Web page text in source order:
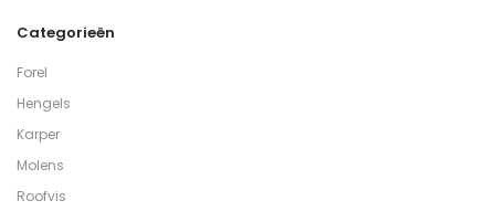
Categorieën
Forel
Hengels
Karper
Molens
Roofvis